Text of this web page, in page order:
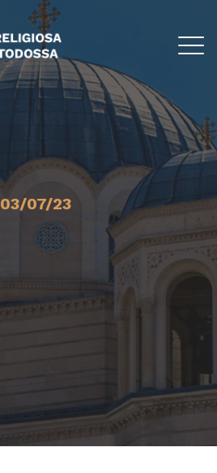
03/07/23